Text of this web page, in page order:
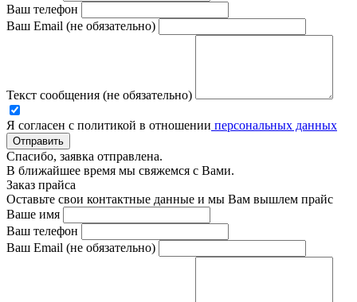
Ваш телефон
Ваш Email (не обязательно)
Текст сообщения (не обязательно)
Я согласен с политикой в отношении персональных данных
Отправить
Спасибо, заявка отправлена.
В ближайшее время мы свяжемся с Вами.
Заказ прайса
Оставьте свои контактные данные и мы Вам вышлем прайс
Ваше имя
Ваш телефон
Ваш Email (не обязательно)